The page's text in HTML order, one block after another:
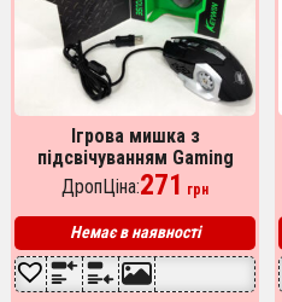
Ігрова мишка з
підсвічуванням Gaming
Mouse X6 / мишка для
ноутбука / Дротова
комп'ютерна миша
ДропЦіна:271 грн
Немає в наявності